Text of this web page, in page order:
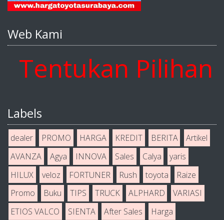
Web Kami
Pilihan
Labels
dealer PROMO HARGA KREDIT BERITA
Artikel
AVANZA
Agya INNOVA Sales Calya
yaris
HILUX
veloz FORTUNER Rush toyota
Raize
Promo
Buku TIPS TRUCK ALPHARD
VARIASI
ETIOS VALCO
SIENTA After Sales
Harga